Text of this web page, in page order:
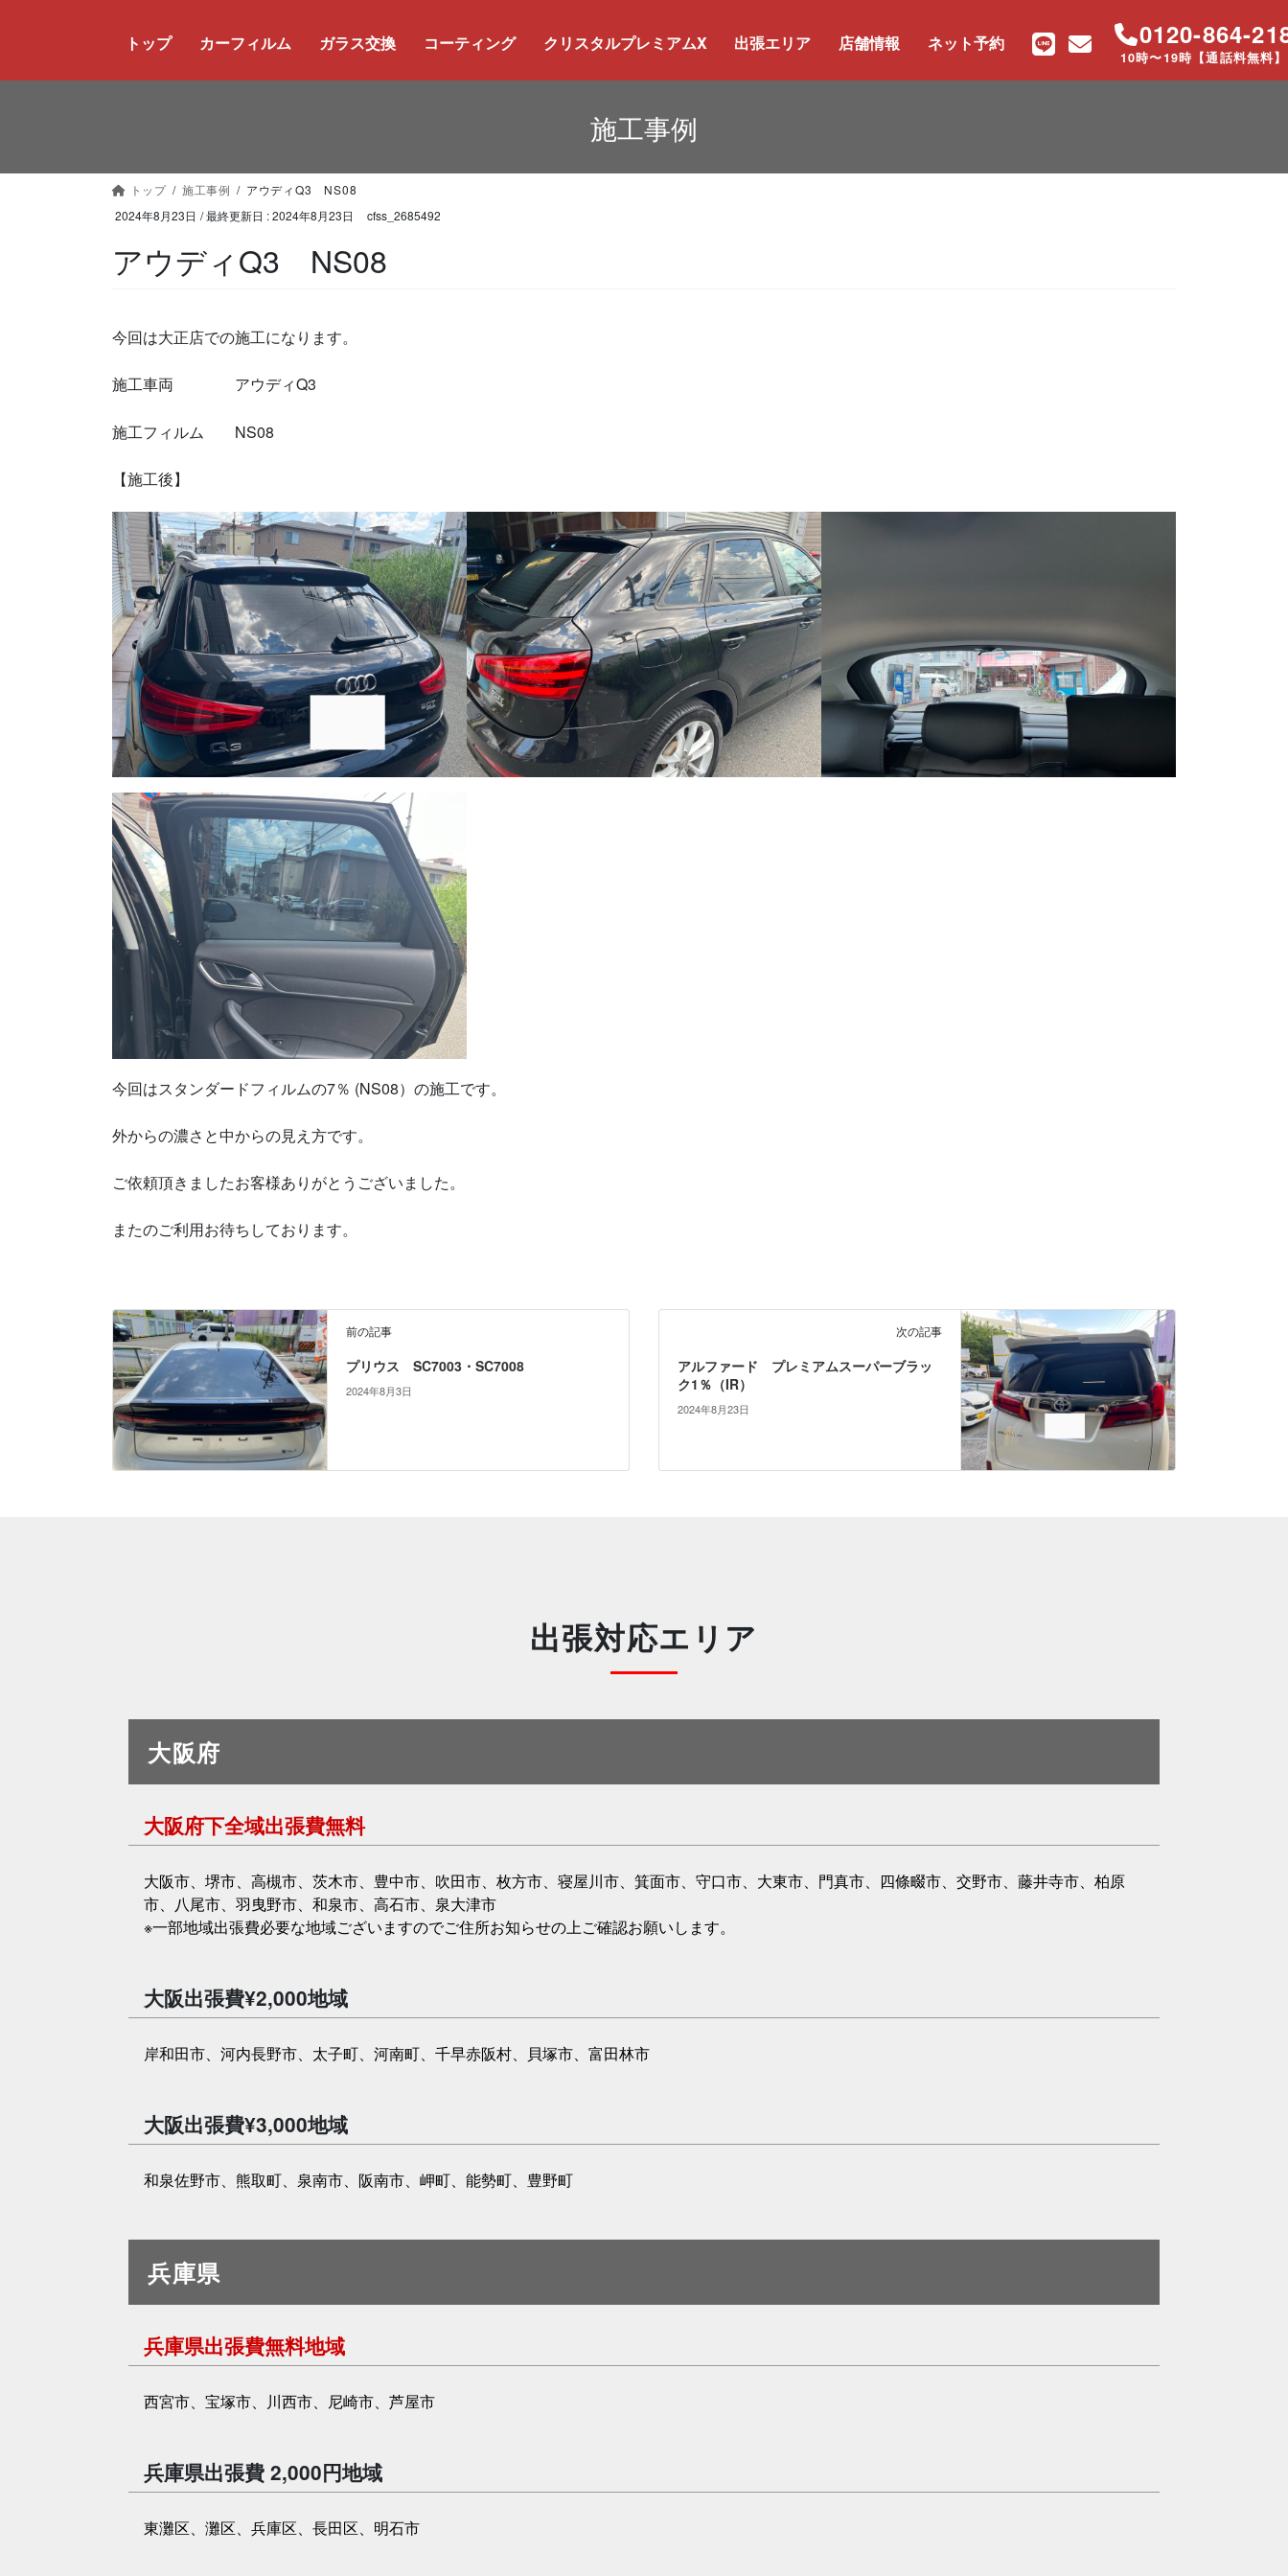
ン
動
ー
に
トップ カーフィルム ガラス交換 コーティング クリスタルプレミアムX 出張エリア 店舗情報 ネット予約 0120-864-
10時〜19時【通話料無料】
施工事例
トップ 施工事例
アウディQ3 NS08
2024年8月23日 / 最終更新日 :2024年8月23日 cfss_2685492
アウディQ3 NS08
今回は大正店での施工になります。
施工車両 アウディQ3
施工フィルム NS08
【施工後】
今回はスタンダードフィルムの7％ (NS08）の施工です。
外からの濃さと中からの見え方です。
ご依頼頂きましたお客様ありがとうございました。
またのご利用お待ちしております。
前の記事
プリウス SC7003・SC7008
2024年8月3日
次の記事
アルファード プレミアムスーパーブラッ
ク1％（IR）
2024年8月23日
出張対応エリア
大阪府
大阪府下全域出張費無料
大阪市、堺市、高槻市、茨木市、豊中市、吹田市、枚方市、寝屋川市、箕面市、守口市、大東市、門真市、四條畷市、交野市、藤井寺市、柏原
市、八尾市、羽曳野市、和泉市、高石市、泉大津市
※一部地域出張費必要な地域ございますのでご住所お知らせの上ご確認お願いします。
大阪出張費¥2,000地域
岸和田市、河内長野市、太子町、河南町、千早赤阪村、貝塚市、富田林市
大阪出張費¥3,000地域
和泉佐野市、熊取町、泉南市、阪南市、岬町、能勢町、豊野町
兵庫県
兵庫県出張費無料地域
西宮市、宝塚市、川西市、尼崎市、芦屋市
兵庫県出張費 2,000円地域
東灘区、灘区、兵庫区、長田区、明石市